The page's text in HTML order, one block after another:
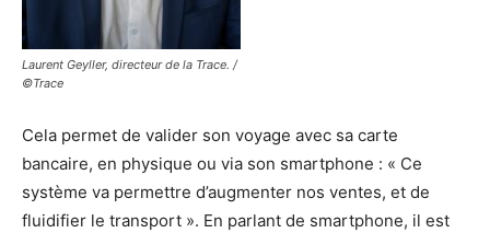
Laurent Geyller, directeur de la Trace. /
©Trace
Cela permet de valider son voyage avec sa carte
bancaire, en physique ou via son smartphone : « Ce
système va permettre d’augmenter nos ventes, et de
fluidifier le transport ». En parlant de smartphone, il est